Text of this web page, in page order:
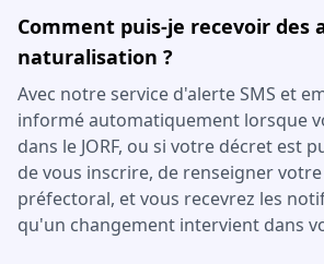
Comment puis-je recevoir des
naturalisation ?
Avec notre service d'alerte SMS et
informé automatiquement lorsque
dans le JORF, ou si votre décret est
de vous inscrire, de renseigner
préfectoral, et vous recevrez les
qu'un changement intervient dans